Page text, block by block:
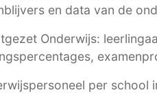
en data van de
Onderwijs:
per school